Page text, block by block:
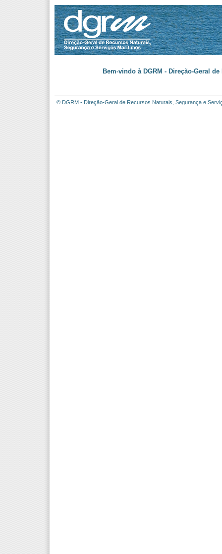
Bem-vindo à DGRM - Direção-Geral
© DGRM - Direção-Geral de Recursos Naturais, Segurança e